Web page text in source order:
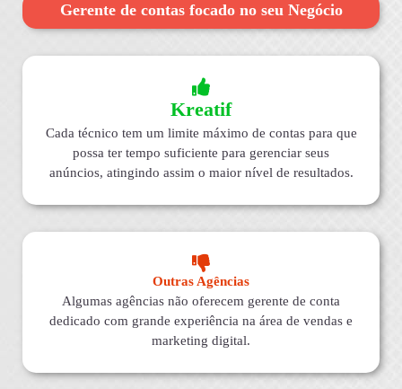
Gerente de contas focado no seu Negócio
Kreatif
Cada técnico tem um limite máximo de contas para que
possa ter tempo suficiente para gerenciar seus
anúncios, atingindo assim o maior nível de resultados.
Outras Agências
Algumas agências não oferecem gerente de conta
dedicado com grande experiência na área de vendas e
marketing digital.